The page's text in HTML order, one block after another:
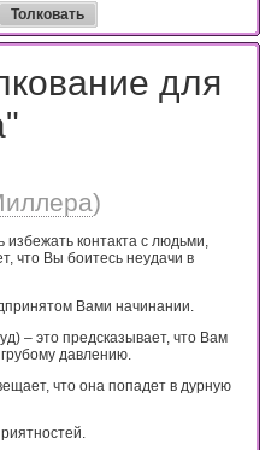
для
)
избежать контакта с людьми,
что Вы боитесь неудачи в
Вами начинании.
– это предсказывает, что Вам
давлению.
что она попадет в дурную